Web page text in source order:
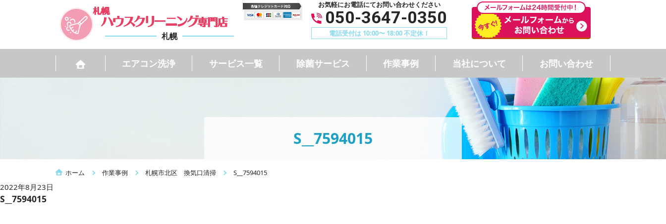
札幌
お気軽にお電話にてお問い合わせください
050-3647-0350
電話受付は 10:00〜 18:00 不定休！
エアコン洗浄 サービス一覧 除菌サービス 作業事例 当社について お問い合わせ
S__7594015
ホーム 作業事例 札幌市北区 換気口清掃 S__7594015
2022年8月23日
S__7594015